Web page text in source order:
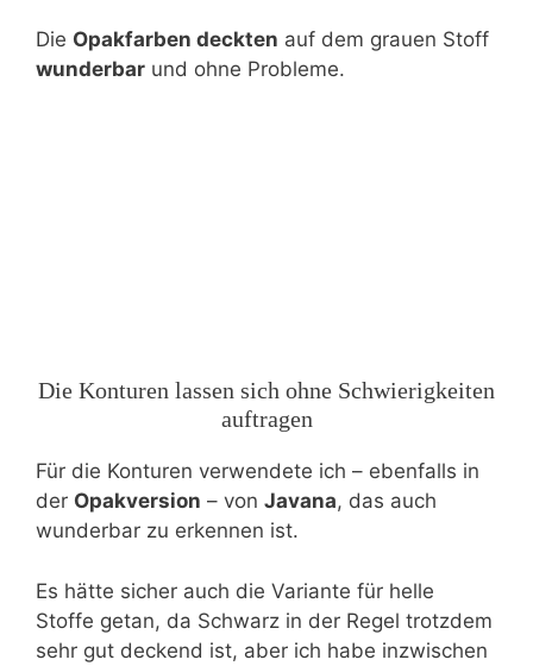
Die Opakfarben deckten auf dem grauen Stoff
wunderbar und ohne Probleme.
Die Konturen lassen sich ohne Schwierigkeiten
auftragen
Für die Konturen verwendete ich – ebenfalls in
der Opakversion – von Javana, das auch
wunderbar zu erkennen ist.
Es hätte sicher auch die Variante für helle
Stoffe getan, da Schwarz in der Regel trotzdem
sehr gut deckend ist, aber ich habe inzwischen